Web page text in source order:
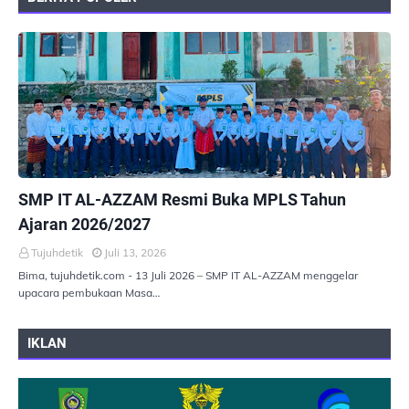
SMP IT AL-AZZAM Resmi Buka MPLS Tahun
Ajaran 2026/2027
Tujuhdetik
Juli 13, 2026
Bima, tujuhdetik.com - 13 Juli 2026 – SMP IT AL-AZZAM menggelar
upacara pembukaan Masa…
IKLAN